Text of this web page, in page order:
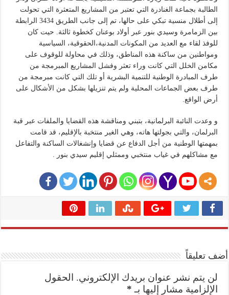
الطالبة بجماعة الغنادرة التي تعتبر من المشاريع المتعثرة التي تحولت
إلى أطلال منسية تبكي على حالها، تم إلى جانب الطريق 3434 الرابطة
بين الزمامرة وسيدي بنور عبر أولاد بوعنان كخطوة ثالثة. حيت كان
للوفذ لقاء مع العديد من المكونات المدنية،الحقوقية، السياسية
ومواطنين من ساكنة هذه المناطق، وذلك في محاولة للوقوف على
مكامن الخلل التي كانت وراء تعثر وفشل المشاريع المبرمجة من
طرف المبادرة الوطنية للتنمية البشرية أو تلك التي كانت مبرمجة من
طرف بعض الجماعات المحلية ولم يتم تنزيلها بشكل من الأشكال على
أرض الواقع.
و وعدت النائبة البرلمانية، بتبني ومناقشة هذه القضايا والملفات عبر قبة
البرلمان، والتي بجولتها هاته، وهي الغير منتخبة بالإقليم، قد قامت
بمهمتها الوطنية من أجل الدفاع عن قضايا وإنشغالات الساكنة والتفاعل
مع مشاكلهم في غياب منتخبي وممثلي إقليم سيدي بنور .
أضف تعليقاً
لن يتم نشر عنوان بريدك الإلكتروني.
الحقول
الإلزامية مشار إليها بـ *